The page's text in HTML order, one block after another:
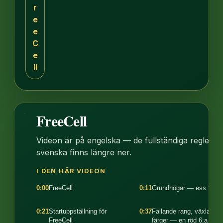
r
e
e
C
e
ll
FreeCell
Videon är på engelska — de fullständiga
svenska finns längre ner.
1:56
I DEN HÄR VIDEON
0:00FreeCell 0:11Grundhögar — ess till
0:21Startuppställning för
FreeCell
0:37Fallande rang, växlande
färger — en röd 6:a på